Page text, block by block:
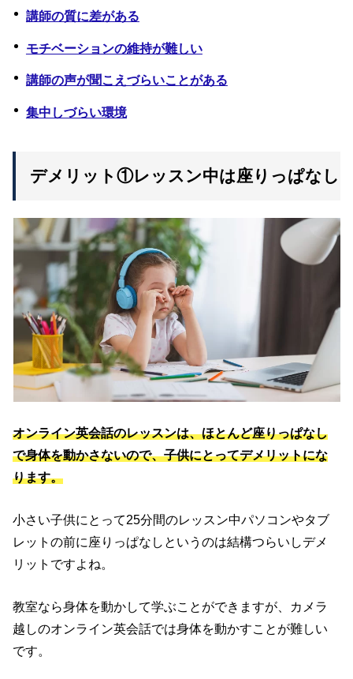
講師の質に差がある
モチベーションの維持が難しい
講師の声が聞こえづらいことがある
集中しづらい環境
デメリット①レッスン中は座りっぱなし
オンライン英会話のレッスンは、ほとんど座りっぱなし
で身体を動かさないので、子供にとってデメリットにな
ります。
小さい子供にとって25分間のレッスン中パソコンやタブ
レットの前に座りっぱなしというのは結構つらいしデメ
リットですよね。
教室なら身体を動かして学ぶことができますが、カメラ
越しのオンライン英会話では身体を動かすことが難しい
です。